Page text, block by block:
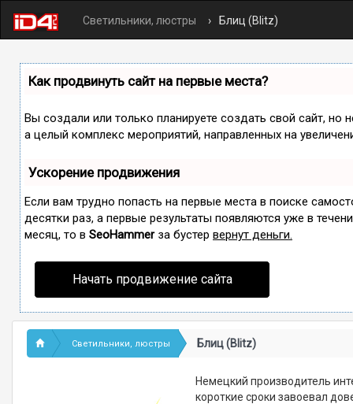
Светильники, люстры Блиц (Blitz)
Как продвинуть сайт на первые места?
Вы создали или только планируете создать свой сайт, но
а целый комплекс мероприятий, направленных на
Ускорение продвижения
Если вам трудно попасть на первые места в поиске
десятки раз, а первые результаты появляются уже в
месяц, то в SeoHammerза бустер вернут деньги.
Начать продвижение сайта
Светильники, люстры Блиц (Blitz)
Немецкий производитель
короткие сроки завоевал